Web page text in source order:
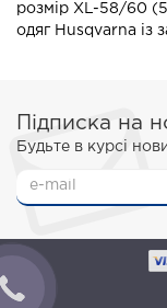
розмір XL-58/60
одяг Husqvarna із
Підписка на
Будьте в курсі